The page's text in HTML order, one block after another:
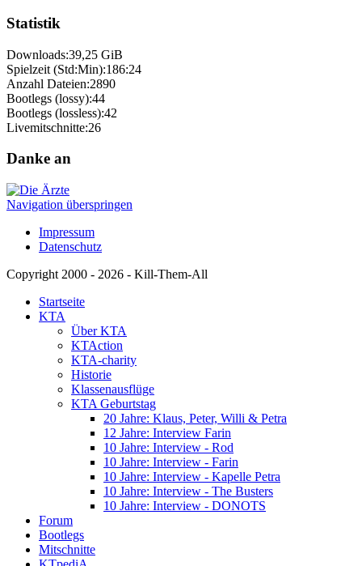
Statistik
Downloads:39,25 GiB
Spielzeit (Std:Min):186:24
Anzahl Dateien:2890
Bootlegs (lossy):44
Bootlegs (lossless):42
Livemitschnitte:26
Danke an
Navigation überspringen
Impressum
Datenschutz
Copyright 2000 - 2026 - Kill-Them-All
Startseite
KTA
Über KTA
KTAction
KTA-charity
Historie
Klassenausflüge
KTA Geburtstag
20 Jahre: Klaus, Peter, Willi & Petra
12 Jahre: Interview Farin
10 Jahre: Interview - Rod
10 Jahre: Interview - Farin
10 Jahre: Interview - Kapelle Petra
10 Jahre: Interview - The Busters
10 Jahre: Interview - DONOTS
Forum
Bootlegs
Mitschnitte